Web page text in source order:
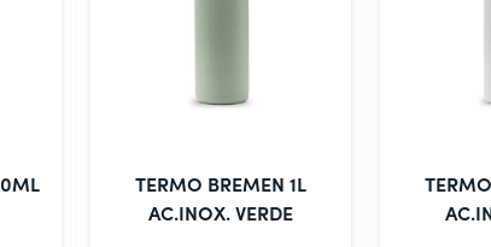
TERMO BREMEN 1L
AC.INOX. VERDE